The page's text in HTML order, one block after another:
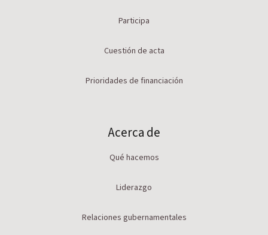
Participa
Cuestión de acta
Prioridades de financiación
Acerca de
Qué hacemos
Liderazgo
Relaciones gubernamentales